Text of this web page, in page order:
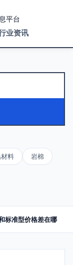
平台
业资讯
料 岩棉
标准型价格差在哪